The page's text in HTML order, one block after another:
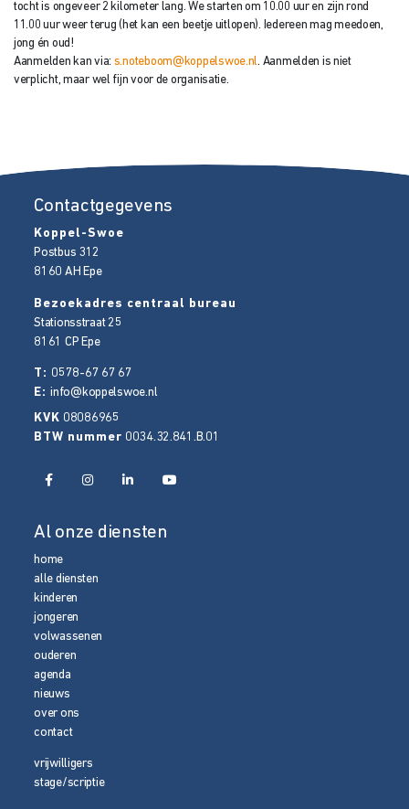
tocht is ongeveer 2 kilometer lang. We starten om 10.00 uur en zijn rond
11.00 uur weer terug (het kan een beetje uitlopen). Iedereen mag meedoen,
jong én oud!
Aanmelden kan via: s.noteboom@koppelswoe.nl. Aanmelden is niet
verplicht, maar wel fijn voor de organisatie.
Contactgegevens
Koppel-Swoe
Postbus 312
8160 AH Epe
Bezoekadres centraal bureau
Stationsstraat 25
8161 CP Epe
T: 0578-67 67 67
E:info@koppelswoe.nl
KVK 08086965
BTW nummer 0034.32.841.B.01
Al onze diensten
home
alle diensten
kinderen
jongeren
volwassenen
ouderen
agenda
nieuws
over ons
contact
vrijwilligers
stage/scriptie